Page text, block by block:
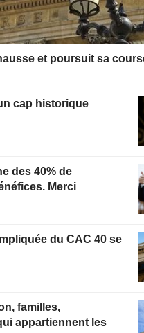
et poursuit sa
cap historique
des 40% de
Merci
du CAC 40 se
familles,
appartiennent les